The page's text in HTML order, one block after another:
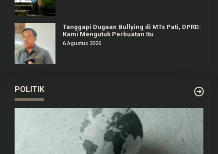
Tanggapi Dugaan Bullying di MTs Pati, DPRD:
Kami Mengutuk Perbuatan Itu
6 Agustus 2026
POLITIK